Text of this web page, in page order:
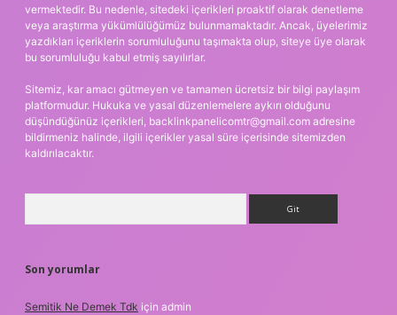
vermektedir. Bu nedenle, sitedeki içerikleri proaktif olarak denetleme
veya araştırma yükümlülüğümüz bulunmamaktadır. Ancak, üyelerimiz
yazdıkları içeriklerin sorumluluğunu taşımakta olup, siteye üye olarak
bu sorumluluğu kabul etmiş sayılırlar.
Sitemiz, kar amacı gütmeyen ve tamamen ücretsiz bir bilgi paylaşım
platformudur. Hukuka ve yasal düzenlemelere aykırı olduğunu
düşündüğünüz içerikleri, backlinkpanelicomtr@gmail.com adresine
bildirmeniz halinde, ilgili içerikler yasal süre içerisinde sitemizden
kaldırılacaktır.
Son yorumlar
Semitik Ne Demek Tdk için admin